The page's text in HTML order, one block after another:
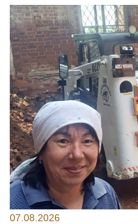
07.08.2026